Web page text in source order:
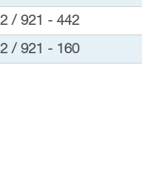
/ 921 - 442
/ 921 - 160